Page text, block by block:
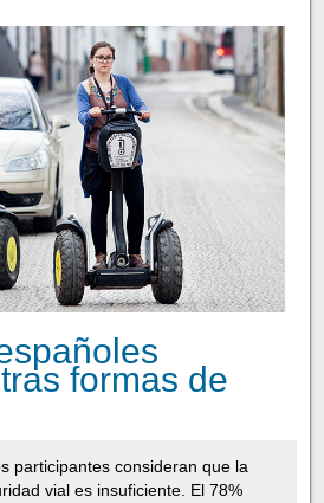
formas de
participantes consideran que la
vial es insuficiente. El 78%